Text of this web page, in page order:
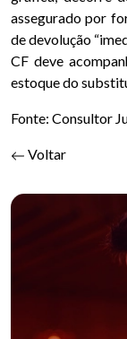
assegurado por
de devolução
CF deve
estoque do
Fonte: Consultor
Voltar